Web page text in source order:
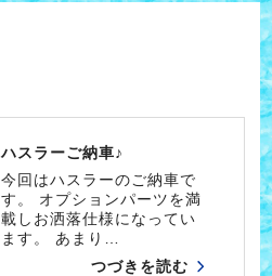
ハスラーご納車♪
今回はハスラーのご納車で
す。 オプションパーツを満
載しお洒落仕様になってい
ます。 あまり…
つづきを読む